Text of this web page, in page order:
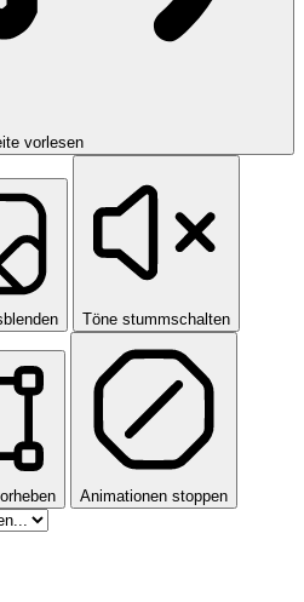
vorlesen
Töne stummschalten
Animationen stoppen